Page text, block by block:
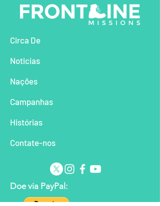
Circa De
Noticias
Nações
Campanhas
Histórias
Contate-nos
Doe via PayPal: